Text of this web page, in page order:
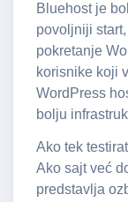
Bluehost je
povoljniji
pokretanje
korisnike koji
WordPress
bolju
Ako tek
Ako sajt već
predstavlja